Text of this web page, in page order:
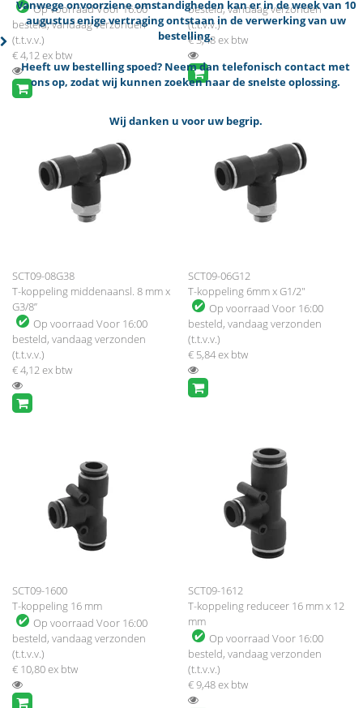
Vanwege onvoorziene omstandigheden kan er in de week van 10
augustus enige vertraging ontstaan in de verwerking van uw
bestelling.
Heeft uw bestelling spoed? Neem dan telefonisch contact met
ons op, zodat wij kunnen zoeken naar de snelste oplossing.
Wij danken u voor uw begrip.
Op voorraadVoor 16:00
besteld, vandaag verzonden
(t.t.v.v.)
€ 4,12ex btw
besteld, vandaag verzonden
(t.t.v.v.)
€ 3,48ex btw
SCT09-08G38
T-koppeling middenaansl. 8 mm x
G3/8”
Op voorraad Voor 16:00
besteld, vandaag verzonden
(t.t.v.v.)
€ 4,12ex btw
SCT09-06G12
T-koppeling 6mm x G1/2"
Op voorraad Voor 16:00
besteld, vandaag verzonden
(t.t.v.v.)
€ 5,84ex btw
SCT09-1600
T-koppeling 16 mm
Op voorraad Voor 16:00
besteld, vandaag verzonden
(t.t.v.v.)
€ 10,80ex btw
SCT09-1612
T-koppeling reduceer 16 mm x 12
mm
Op voorraad Voor 16:00
besteld, vandaag verzonden
(t.t.v.v.)
€ 9,48ex btw